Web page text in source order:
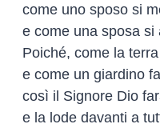
come uno sposo si
e come una sposa si
Poiché, come la
e come un giardino
così il Signore Dio
e la lode davanti a